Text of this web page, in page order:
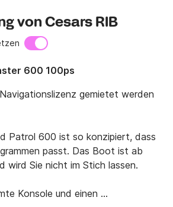
von Cesars RIB
600 100ps
gemietet werden
Patrol 600 ist so konzipiert, dass
passt. Das Boot ist ab
wird Sie nicht im Stich lassen.
Konsole und einen